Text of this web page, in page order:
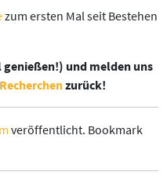
zum ersten Mal seit Bestehen
und melden uns
zurück!
veröffentlicht. Bookmark